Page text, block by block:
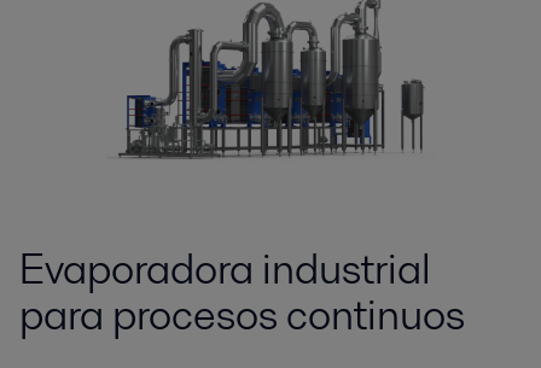
Evaporadora industrial
para procesos continuos